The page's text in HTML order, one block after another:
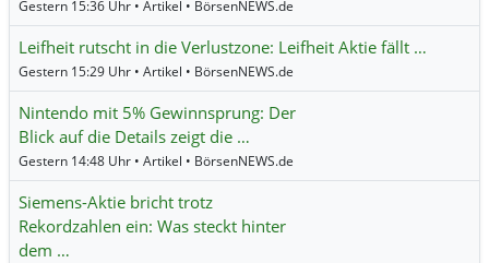
Gestern 15:36 Uhr • Artikel • BörsenNEWS.de
Leifheit rutscht in die Verlustzone: Leifheit Aktie fällt …
Gestern 15:29 Uhr • Artikel • BörsenNEWS.de
Nintendo mit 5% Gewinnsprung: Der
Blick auf die Details zeigt die …
Gestern 14:48 Uhr • Artikel • BörsenNEWS.de
Siemens-Aktie bricht trotz
Rekordzahlen ein: Was steckt hinter
dem …